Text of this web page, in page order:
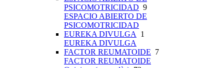
PSICOMOTRICIDAD 9
ESPACIO ABIERTO DE
PSICOMOTRICIDAD
EUREKA DIVULGA 1
EUREKA DIVULGA
FACTOR REUMATOIDE 7
FACTOR REUMATOIDE